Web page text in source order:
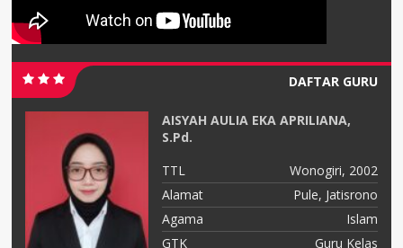
DAFTAR GURU
AISYAH AULIA EKA APRILIANA,
S.Pd.
TTL
Wonogiri, 2002
Alamat
Pule, Jatisrono
Agama
Islam
GTK
Guru Kelas